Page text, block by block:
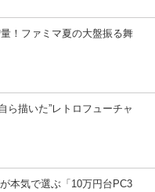
！ファミマ夏の大盤振る舞
描いた”レトロフューチャ
本気で選ぶ「10万円台PC3